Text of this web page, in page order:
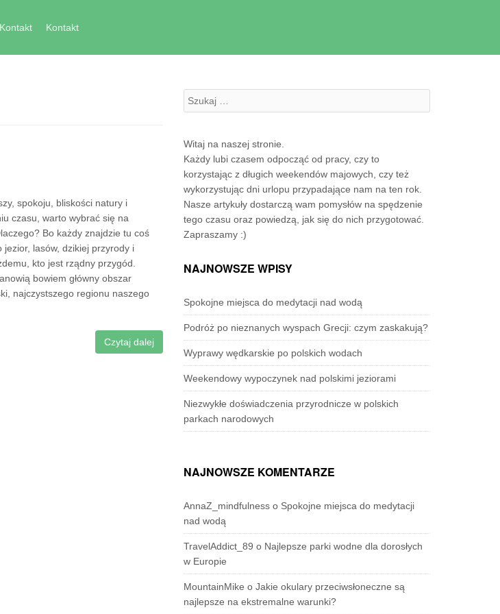
Kontakt Kontakt
spokoju, bliskości natury i
czasu, warto wybrać się na
Bo każdy znajdzie tu coś
jezior, lasów, dzikiej przyrody i
kto jest rządny przygód.
bowiem główny obszar
najczystszego regionu naszego
Czytaj dalej
Szukanie:
Witaj na naszej stronie.
Każdy lubi czasem odpocząć od pracy, czy to
korzystając z długich weekendów majowych, czy też
wykorzystując dni urlopu przypadające nam na ten rok.
Nasze artykuły dostarczą wam pomysłów na spędzenie
tego czasu oraz powiedzą, jak się do nich przygotować.
Zapraszamy :)
NAJNOWSZE WPISY
Spokojne miejsca do medytacji nad wodą
Podróż po nieznanych wyspach Grecji: czym zaskakują?
Wyprawy wędkarskie po polskich wodach
Weekendowy wypoczynek nad polskimi jeziorami
Niezwykłe doświadczenia przyrodnicze w polskich
parkach narodowych
NAJNOWSZE KOMENTARZE
AnnaZ_mindfulness o Spokojne miejsca do medytacji
nad wodą
TravelAddict_89 o Najlepsze parki wodne dla dorosłych
w Europie
MountainMike o Jakie okulary przeciwsłoneczne są
najlepsze na ekstremalne warunki?